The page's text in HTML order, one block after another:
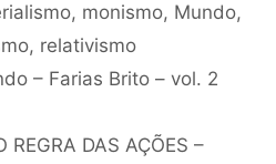
, monismo, Mundo,
, relativismo
– Farias Brito – vol. 2
REGRA DAS AÇÕES –